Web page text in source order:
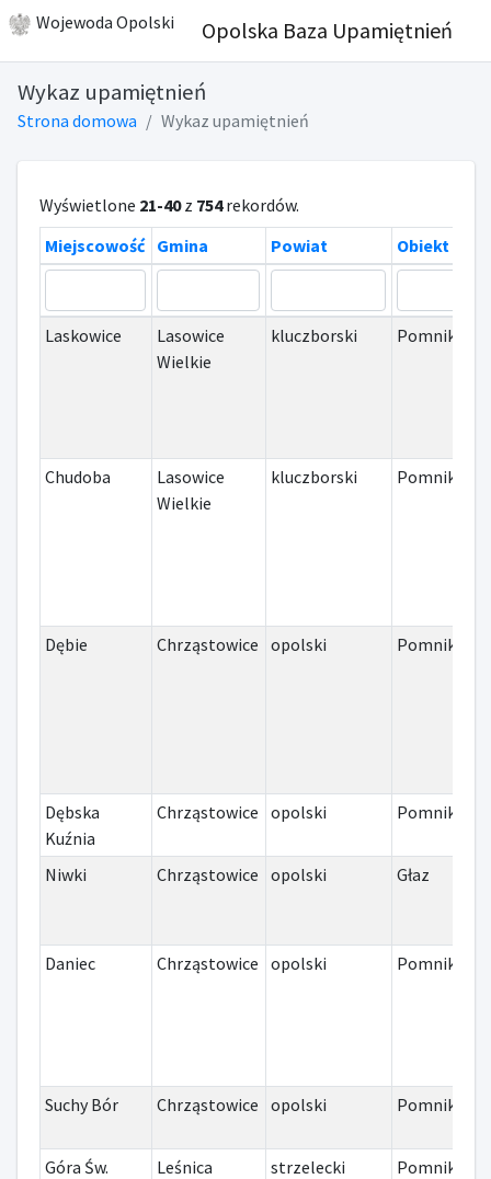
Wojewoda Opolski Opolska Baza Upamiętnień
Wykaz upamiętnień
Strona domowa Wykaz upamiętnień
Wyświetlone 21-40z 754rekordów.
Miejscowość Gmina Powiat Obiekt
Laskowice
Lasowice
Wielkie
kluczborski Pomnik
Chudoba
Lasowice
Wielkie
kluczborski Pomnik
Dębie Chrząstowice opolski Pomnik
Dębska
Kuźnia
Chrząstowice opolski Pomnik
Niwki Chrząstowice opolski Głaz
Daniec Chrząstowice opolski Pomnik
Suchy Bór Chrząstowice opolski Pomnik
Góra Św.
Leśnica strzelecki Pomnik